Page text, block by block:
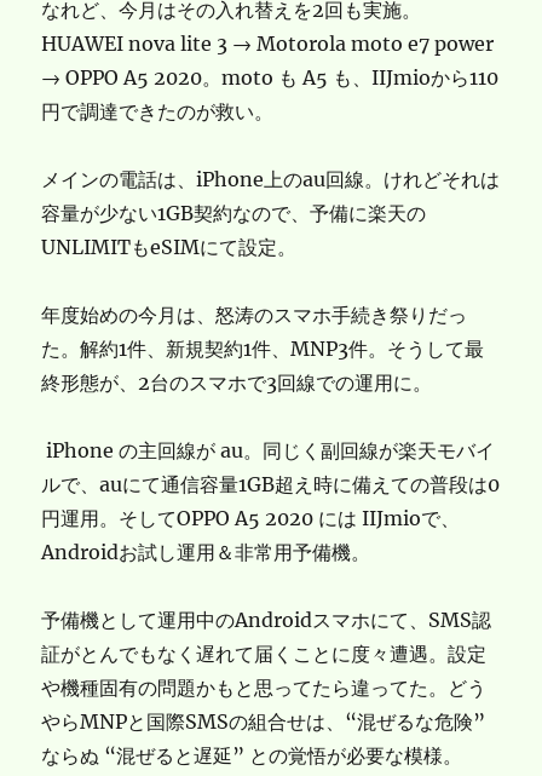
なれど、今月はその入れ替えを2回も実施。
HUAWEI nova lite 3 → Motorola moto e7 power
→ OPPO A5 2020。moto も A5 も、IIJmioから110
円で調達できたのが救い。
メインの電話は、iPhone上のau回線。けれどそれは
容量が少ない1GB契約なので、予備に楽天の
UNLIMITもeSIMにて設定。
年度始めの今月は、怒涛のスマホ手続き祭りだっ
た。解約1件、新規契約1件、MNP3件。そうして最
終形態が、2台のスマホで3回線での運用に。
iPhone の主回線が au。同じく副回線が楽天モバイ
ルで、auにて通信容量1GB超え時に備えての普段は0
円運用。そしてOPPO A5 2020 には IIJmioで、
Androidお試し運用＆非常用予備機。
予備機として運用中のAndroidスマホにて、SMS認
証がとんでもなく遅れて届くことに度々遭遇。設定
や機種固有の問題かもと思ってたら違ってた。どう
やらMNPと国際SMSの組合せは、“混ぜるな危険”
ならぬ “混ぜると遅延” との覚悟が必要な模様。